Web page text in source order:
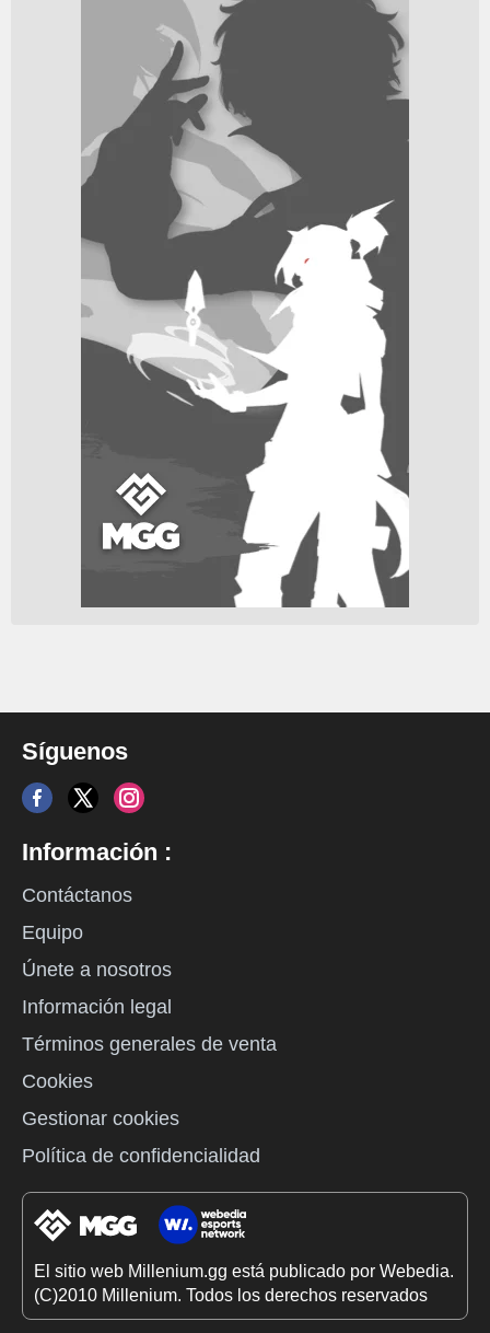
Síguenos
Información :
Contáctanos
Equipo
Únete a nosotros
Información legal
Términos generales de venta
Cookies
Gestionar cookies
Política de confidencialidad
El sitio web Millenium.gg está publicado por Webedia.
(C)2010 Millenium. Todos los derechos reservados